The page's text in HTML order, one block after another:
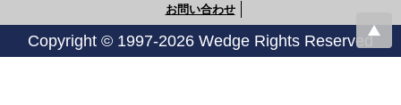
お問い合わせ
Copyright © 1997-2026 Wedge Rights Reserved